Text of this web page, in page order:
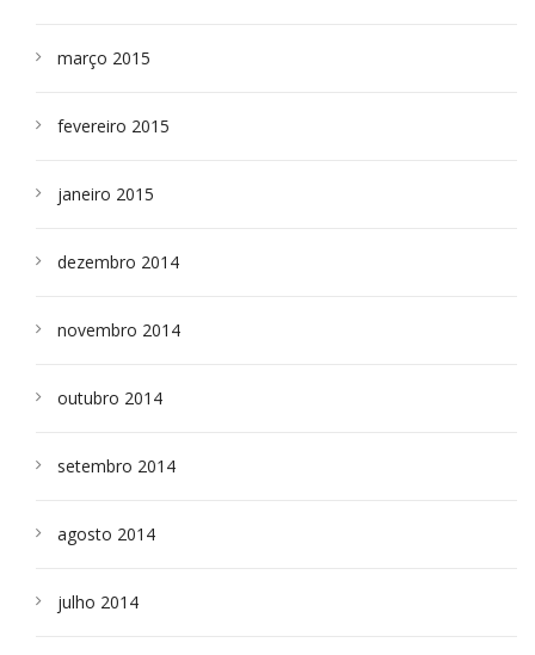
março 2015
fevereiro 2015
janeiro 2015
dezembro 2014
novembro 2014
outubro 2014
setembro 2014
agosto 2014
julho 2014